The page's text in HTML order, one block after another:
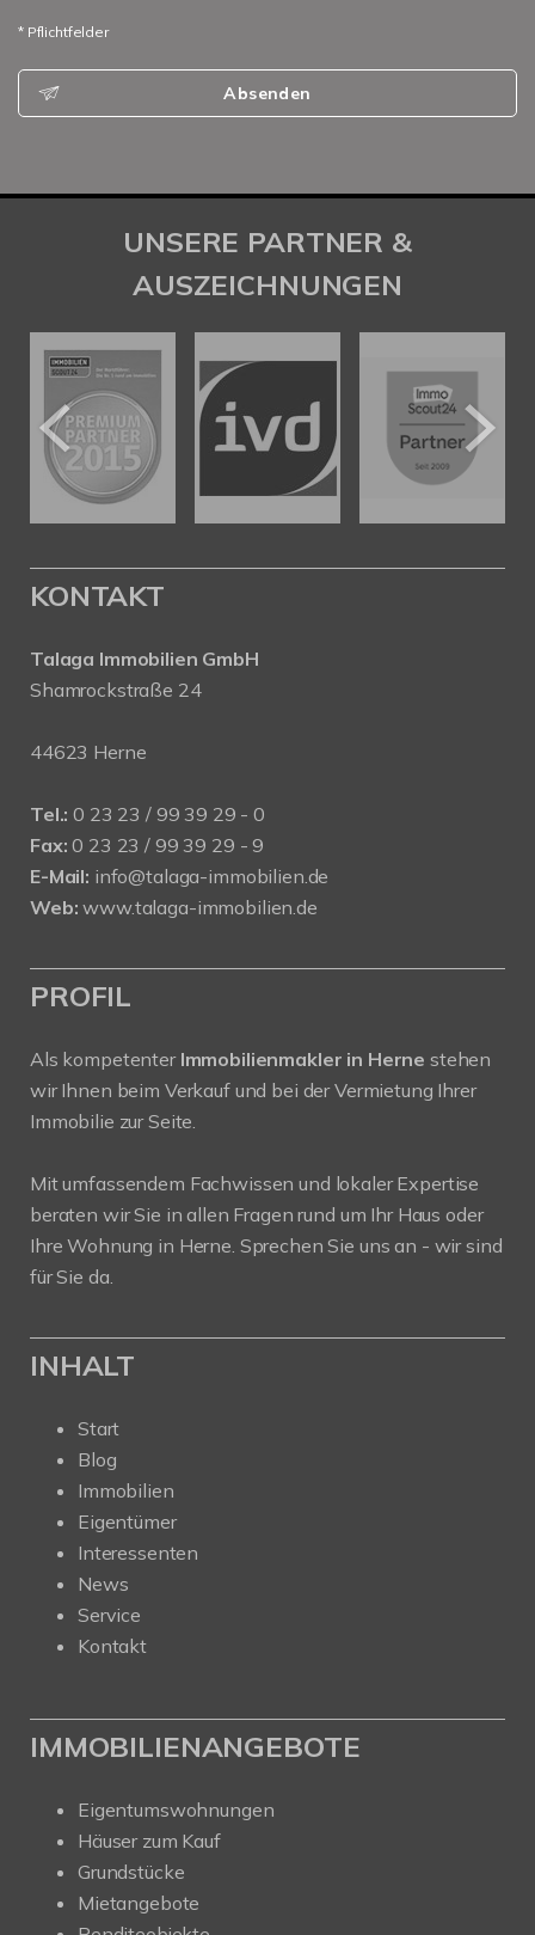
* Pflichtfelder
Absenden
UNSERE PARTNER &
AUSZEICHNUNGEN
KONTAKT
Talaga Immobilien GmbH
Shamrockstraße 24
44623 Herne
Tel.: 0 23 23 / 99 39 29 - 0
Fax: 0 23 23 / 99 39 29 - 9
E-Mail: info@talaga-immobilien.de
Web: www.talaga-immobilien.de
PROFIL
Als kompetenter Immobilienmakler in Herne stehen
wir Ihnen beim Verkauf und bei der Vermietung Ihrer
Immobilie zur Seite.
Mit umfassendem Fachwissen und lokaler Expertise
beraten wir Sie in allen Fragen rund um Ihr Haus oder
Ihre Wohnung in Herne. Sprechen Sie uns an - wir sind
für Sie da.
INHALT
Start
Blog
Immobilien
Eigentümer
Interessenten
News
Service
Kontakt
IMMOBILIENANGEBOTE
Eigentumswohnungen
Häuser zum Kauf
Grundstücke
Mietangebote